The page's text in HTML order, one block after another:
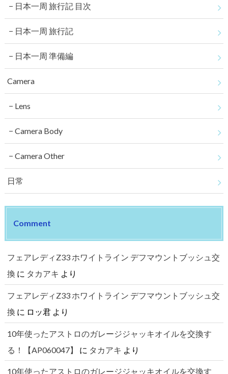
日本一周 旅行記 目次
日本一周 旅行記
日本一周 準備編
Camera
Lens
Camera Body
Camera Other
日常
Comment
フェアレディZ33 ホワイトライン デフマウントブッシュ交
換 に タカアキ より
フェアレディZ33 ホワイトライン デフマウントブッシュ交
換 に ロッ君より
10年使ったアストロのガレージジャッキオイルを交換す
る！【AP060047】
に タカアキ より
10年使ったアストロのガレージジャッキオイルを交換す